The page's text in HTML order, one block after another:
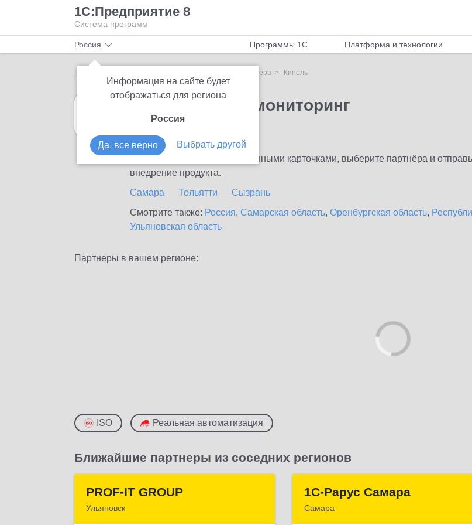
1С:Предприятие 8
Система программ
Россия
Информация на сайте будет
отображаться для региона
Россия
Да, все верно Выбрать другой
Программы 1С Платформа и технологии
Главная Выбор партнёра Кинель
1С:Налоговый мониторинг
Ознакомьтесь с информационными карточками, выберите партнёра и
внедрение продукта.
Самара
Тольятти
Сызрань
Смотрите также: Россия, Самарская область, Оренбургская область,
Ульяновская область
Партнеры в вашем регионе:
ISO Реальная автоматизация
Ближайшие партнеры из соседних регионов
PROF-IT GROUP
Ульяновск
PROF-IT GROUP 1С-Рарус Самара
Самара
1С-Рарус